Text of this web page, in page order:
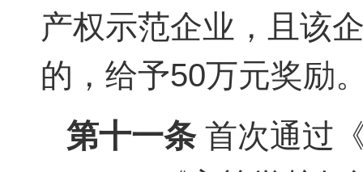
产权示范企业，且该
的，给予50万元奖励
第十一条首次通过